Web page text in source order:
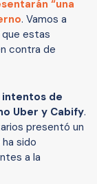
“una
. Vamos a
estas
contra de
de
Uber y Cabify.
presentó un
sido
a la